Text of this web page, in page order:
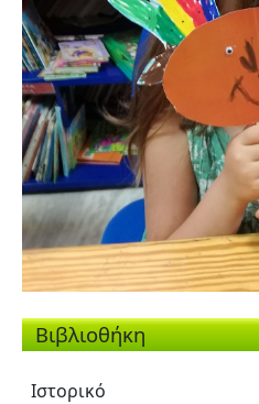
Βιβλιοθήκη
Ιστορικό